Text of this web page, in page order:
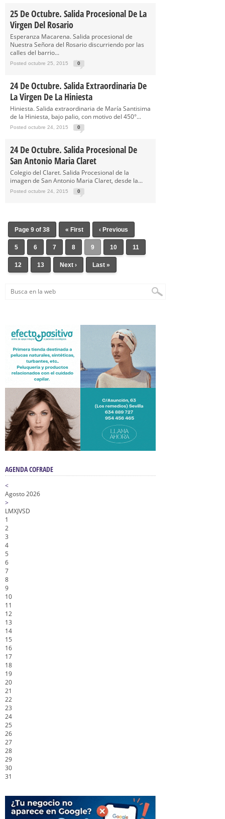
25 De Octubre. Salida Procesional De La
Virgen Del Rosario
Esperanza Macarena. Salida procesional de
Nuestra Señora del Rosario discurriendo por las
calles del barrio...
Posted octubre 25, 2015 0
24 De Octubre. Salida Extraordinaria De
La Virgen De La Hiniesta
Hiniesta. Salida extraordinaria de María Santisima
de la Hiniesta, bajo palio, con motivo del 450°...
Posted octubre 24, 2015 0
24 De Octubre. Salida Procesional De
San Antonio Maria Claret
Colegio del Claret. Salida Procesional de la
imagen de San Antonio Maria Claret, desde la...
Posted octubre 24, 2015 0
Page 9 of 38 « First ‹ Previous
5 6 7 8 9 10 11
12 13 Next › Last »
AGENDA COFRADE
<
Agosto 2026
>
LMXJVSD
1
2
3
4
5
6
7
8
9
10
11
12
13
14
15
16
17
18
19
20
21
22
23
24
25
26
27
28
29
30
31